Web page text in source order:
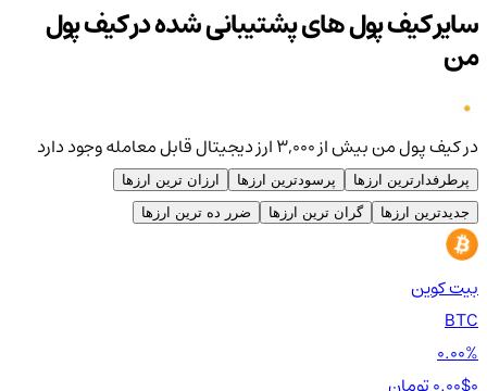
سایر کیف پول های پشتیبانی شده در کیف پول
من
در کیف پول من بیش از ۳,۰۰۰ ارز دیجیتال قابل معامله وجود دارد
پرطرفدارترین ارزها پرسودترین ارزها
ارزان ترین ارزها
جدیدترین ارزها
گران ترین ارزها ضرر ده ترین ارزها
بیت کوین
BTC
0.00%